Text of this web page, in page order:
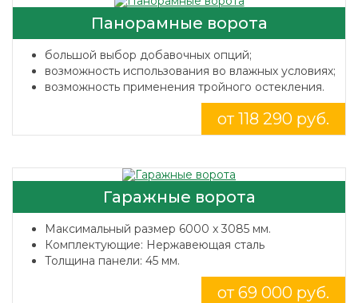
Панорамные ворота
большой выбор добавочных опций;
возможность использования во влажных условиях;
возможность применения тройного остекления.
от 118 290 руб.
Гаражные ворота
Максимальный размер 6000 x 3085 мм.
Комплектующие: Нержавеющая сталь
Толщина панели: 45 мм.
от 69 000 руб.